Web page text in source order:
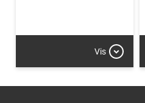
Vis